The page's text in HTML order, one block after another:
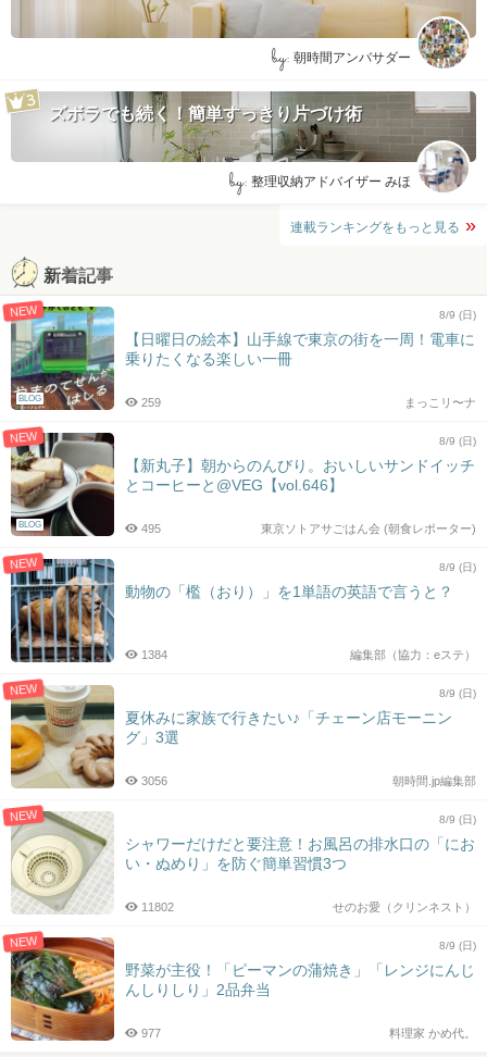
by: 朝時間アンバサダー
ズボラでも続く！簡単すっきり片づけ術
by: 整理収納アドバイザー みほ
連載ランキングをもっと見る
新着記事
NEW
BLOG
8/9 (日)
【日曜日の絵本】山手線で東京の街を一周！電車に
乗りたくなる楽しい一冊
まっこリ〜ナ
259
NEW
BLOG
8/9 (日)
【新丸子】朝からのんびり。おいしいサンドイッチ
とコーヒーと@VEG【vol.646】
東京ソトアサごはん会 (朝食レポーター)
495
NEW 8/9 (日)
動物の「檻（おり）」を1単語の英語で言うと？
編集部（協力：eステ）
1384
NEW 8/9 (日)
夏休みに家族で行きたい♪「チェーン店モーニン
グ」3選
朝時間.jp編集部
3056
NEW 8/9 (日)
シャワーだけだと要注意！お風呂の排水口の「にお
い・ぬめり」を防ぐ簡単習慣3つ
せのお愛（クリンネスト）
11802
NEW 8/9 (日)
野菜が主役！「ピーマンの蒲焼き」「レンジにんじ
んしりしり」2品弁当
料理家 かめ代。
977